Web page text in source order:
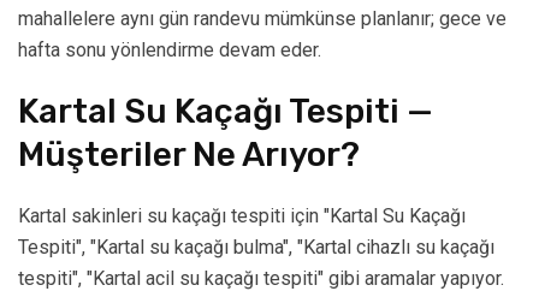
mahallelere aynı gün randevu mümkünse planlanır; gece ve
hafta sonu yönlendirme devam eder.
Kartal Su Kaçağı Tespiti —
Müşteriler Ne Arıyor?
Kartal sakinleri su kaçağı tespiti için "Kartal Su Kaçağı
Tespiti", "Kartal su kaçağı bulma", "Kartal cihazlı su kaçağı
tespiti", "Kartal acil su kaçağı tespiti" gibi aramalar yapıyor.